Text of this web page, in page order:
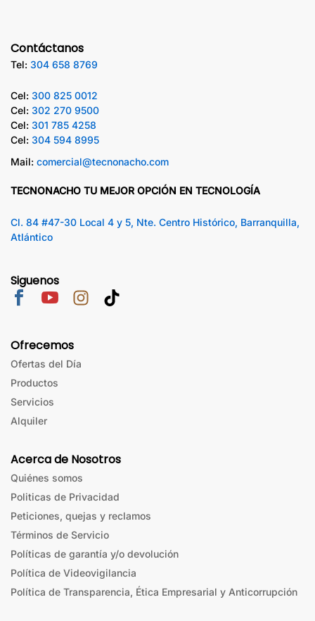
Contáctanos
Tel: 304 658 8769
Cel: 300 825 0012
Cel: 302 270 9500
Cel: 301 785 4258
Cel: 304 594 8995
Mail: comercial@tecnonacho.com
TECNONACHO TU MEJOR OPCIÓN EN TECNOLOGÍA
Cl. 84 #47-30 Local 4 y 5, Nte. Centro Histórico, Barranquilla,
Atlántico
Siguenos
Ofrecemos
Ofertas del Día
Productos
Servicios
Alquiler
Acerca de Nosotros
Quiénes somos
Politicas de Privacidad
Peticiones, quejas y reclamos
Términos de Servicio
Políticas de garantía y/o devolución
Política de Videovigilancia
Política de Transparencia, Ética Empresarial y Anticorrupción